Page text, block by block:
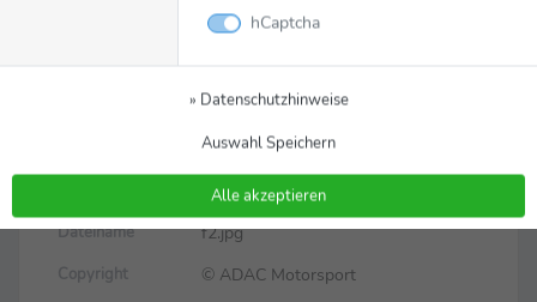
Mercedes-AMG-Pilot Maro
Engel geht als
Spitzenreiter ins
Zandvoort-Wochenende
Dateiname f2.jpg
Copyright © ADAC Motorsport
hCaptcha
» Datenschutzhinweise
Auswahl Speichern
Alle akzeptieren